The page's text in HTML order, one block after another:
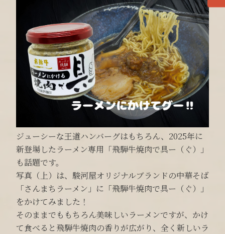
ジューシーな王道ハンバーグはもちろん、2025年に
新登場したラーメン専用「飛騨牛焼肉で具ー（ぐ）」
も話題です。
写真（上）は、駿河屋オリジナルブランドの中華そば
「さんまちラーメン」に「飛騨牛焼肉で具ー（ぐ）」
をかけてみました！
そのままでももちろん美味しいラーメンですが、かけ
て食べると飛騨牛焼肉の香りが広がり、全く新しいラ